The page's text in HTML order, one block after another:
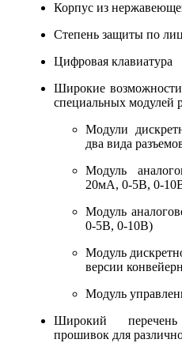
Корпус из
Степень защиты по
Цифровая клавиатура
Широкие возможности
специальных модулей
Модули
два вида
Модуль
20мА, 0-5В, 0-
Модуль
0-5В, 0-10В)
Модуль
версии
Модуль
Широкий
прошивок для